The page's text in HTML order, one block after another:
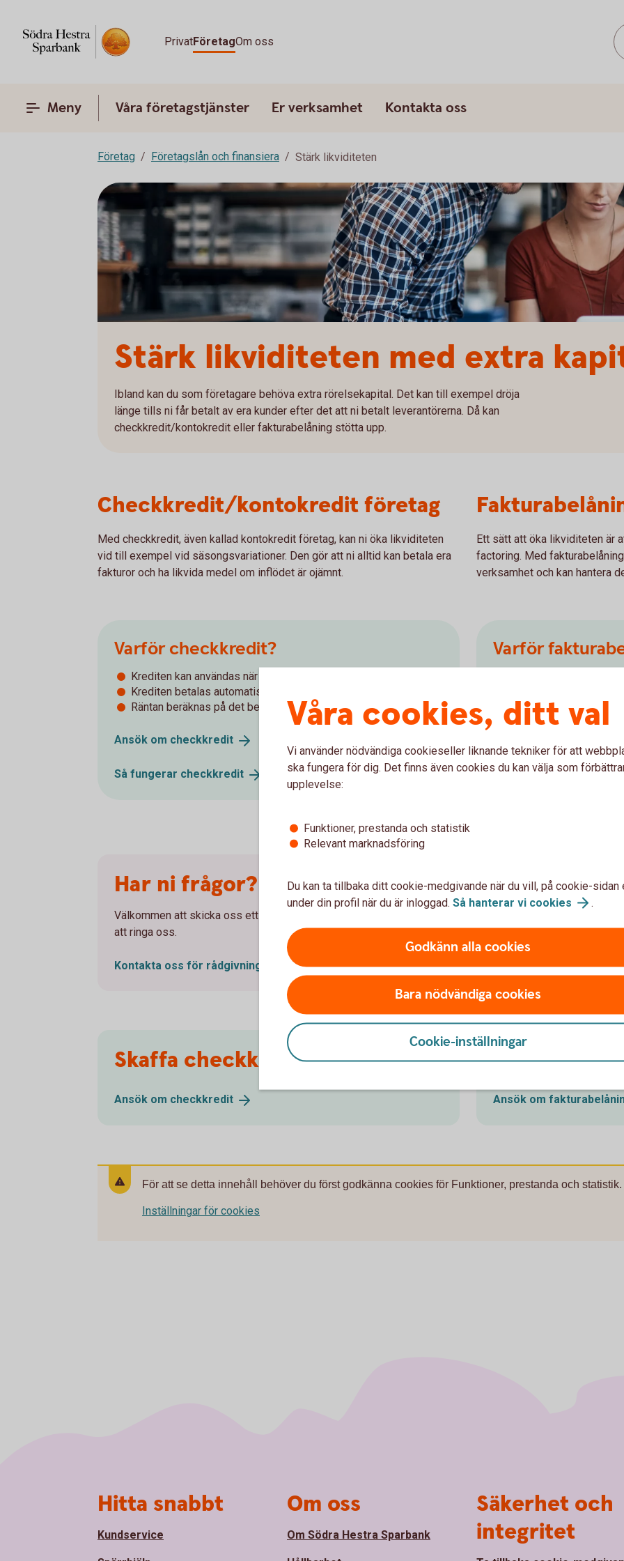
PrivatFöretagOm oss
Meny Våra företagstjänster Er verksamhet Kontakta oss
Företag Företagslån och finansiera Stärk likviditeten
Stärk likviditeten med extra
Ibland kan du som företagare behöva extra rörelsekapital. Det kan till exempel dröja
länge tills ni får betalt av era kunder efter det att ni betalt leverantörerna. Då kan
checkkredit/kontokredit eller fakturabelåning stötta upp.
Checkkredit/kontokredit företag
Med checkkredit, även kallad kontokredit företag, kan ni öka likviditeten
vid till exempel vid säsongsvariationer. Den gör att ni alltid kan betala era
fakturor och ha likvida medel om inflödet är ojämnt.
Varför checkkredit?
Krediten kan användas när som helst
Krediten betalas automatiskt när pengarna kommer in på kontot
Räntan beräknas på det belopp som ni utnyttjar
Ansök om checkkredit
Så fungerar checkkredit
Ett sätt att öka likviditeten är
factoring. Med
verksamhet och kan hantera
Varför
Få snabbt loss
Spara tid då vi tar
Räntan beräknas på
Ansök om
Har ni frågor?
Välkommen att skicka oss ett meddelande i internetbanken eller appen. Det går även bra
att ringa oss.
Kontakta oss för rådgivning
Skaffa checkkredit
Ansök om checkkredit
Skaffa
Ansök om
För att se detta innehåll behöver du först godkänna cookies för Funktioner, prestanda och statistik.
Inställningar för cookies
Våra cookies, ditt val
Vi använder nödvändiga cookieseller liknande tekniker för att
ska fungera för dig. Det finns även cookies du kan välja som
upplevelse:
Funktioner, prestanda och statistik
Relevant marknadsföring
Du kan ta tillbaka ditt cookie-medgivande när du vill, på cookie-sidan
under din profil när du är inloggad. Så hanterar vi cookies .
Godkänn alla cookies
Bara nödvändiga cookies
Cookie-inställningar
Hitta snabbt
Kundservice
Om oss
Om Södra Hestra Sparbank
Säkerhet och
integritet